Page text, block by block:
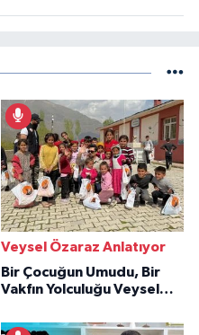
Veysel Özaraz Anlatıyor
Bir Çocuğun Umudu, Bir
Vakfın Yolculuğu Veysel